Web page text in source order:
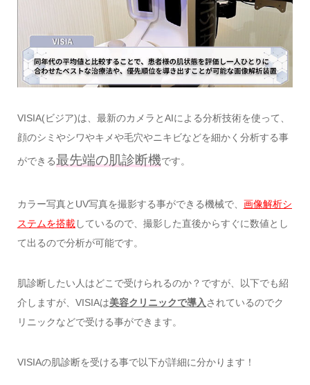
VISIA(ビジア)は、最新のカメラとAIによる分析技術を使って、
顔のシミやシワやキメや毛穴やニキビなどを細かく分析する事
ができる最先端の肌診断機です。
カラー写真とUV写真を撮影する事ができる機械で、 画像解析シ
ステムを搭載しているので、撮影した直後からすぐに数値とし
て出るので分析が可能です。
肌診断したい人はどこで受けられるのか？ですが、以下でも紹
介しますが、VISIAは美容クリニックで導入 されているのでク
リニックなどで受ける事ができます。
VISIAの肌診断を受ける事で以下が詳細に分かります！